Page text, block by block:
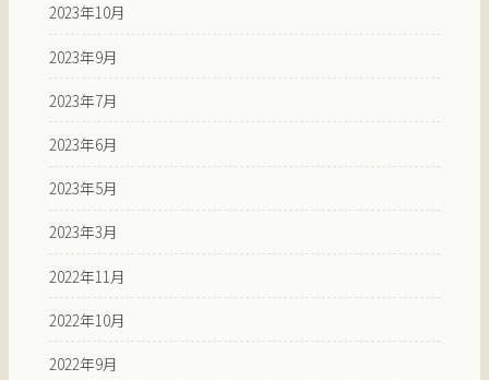
2023年10月
2023年9月
2023年7月
2023年6月
2023年5月
2023年3月
2022年11月
2022年10月
2022年9月